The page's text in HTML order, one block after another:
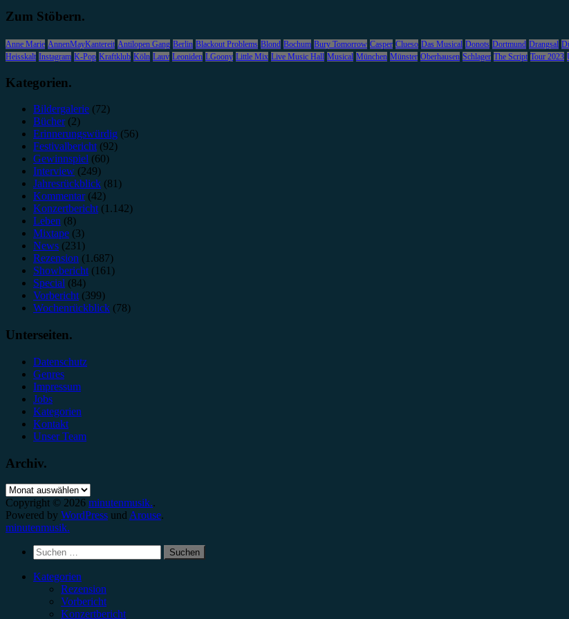
Zum Stöbern.
Anne Marie AnnenMayKantereit Antilopen Gang Berlin Blackout Problems Blond Bochum Bury Tomorrow Casper Clueso Das Musical Donots Dortmund Drangsal
Heisskalt Instagram K-Pop Kraftklub Köln Lauv Leoniden LGoony Little Mix Live Music Hall Musical München Münster Oberhausen Schlager The Script Tour 2023
Kategorien.
Bildergalerie (72)
Bücher(2)
Erinnerungswürdig (56)
Festivalbericht(92)
Gewinnspiel (60)
Interview (249)
Jahresrückblick (81)
Kommentar(42)
Konzertbericht(1.142)
Leben (8)
Mixtape (3)
News (231)
Rezension (1.687)
Showbericht(161)
Special (84)
Vorbericht(399)
Wochenrückblick (78)
Unterseiten.
Datenschutz
Genres
Impressum
Jobs
Kategorien
Kontakt
Unser Team
Archiv.
Archiv.
Copyright © 2026 minutenmusik..
Powered by WordPress und Arouse.
minutenmusik.
Suchen
nach:
Kategorien
Rezension
Vorbericht
Konzertbericht